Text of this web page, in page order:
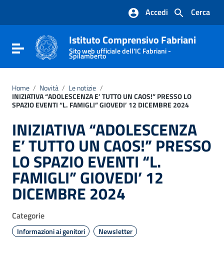
Vai al footer
Cerca
Accedi
Attiva / disattiva la navigazione
Istituto Comprensivo Fabriani
Sito web ufficiale dell'IC Fabriani -
Spilamberto
Home / Novità / Le notizie /
INIZIATIVA “ADOLESCENZA E’ TUTTO UN CAOS!” PRESSO LO
SPAZIO EVENTI “L. FAMIGLI” GIOVEDI’ 12 DICEMBRE 2024
INIZIATIVA “ADOLESCENZA
E’ TUTTO UN CAOS!” PRESSO
LO SPAZIO EVENTI “L.
FAMIGLI” GIOVEDI’ 12
DICEMBRE 2024
Categorie
Informazioni ai genitori Newsletter